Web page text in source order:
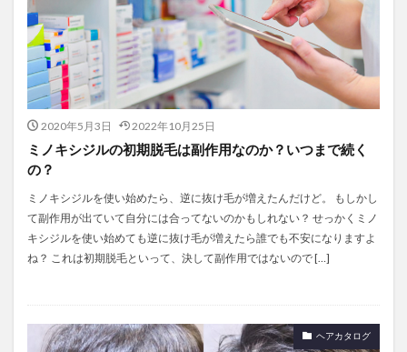
2020年5月3日 2022年10月25日
ミノキシジルの初期脱毛は副作用なのか？いつまで続く
の？
ミノキシジルを使い始めたら、逆に抜け毛が増えたんだけど。 もしかし
て副作用が出ていて自分には合ってないのかもしれない？ せっかくミノ
キシジルを使い始めても逆に抜け毛が増えたら誰でも不安になりますよ
ね？ これは初期脱毛といって、決して副作用ではないので […]
ヘアカタログ